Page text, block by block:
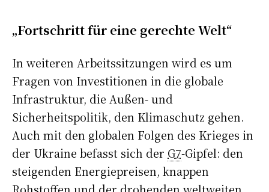
„Fortschritt für eine gerechte Welt“
In weiteren Arbeitssitzungen wird es um
Fragen von Investitionen in die globale
Infrastruktur, die Außen- und
Sicherheitspolitik, den Klimaschutz gehen.
Auch mit den globalen Folgen des Krieges in
der Ukraine befasst sich der G7-Gipfel: den
steigenden Energiepreisen, knappen